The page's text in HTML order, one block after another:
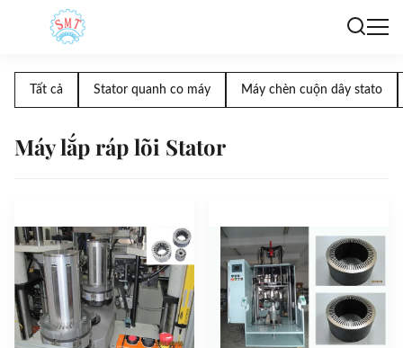
Tất cả Stator quanh co máy Máy chèn cuộn dây stato
Máy lắp ráp lõi Stator